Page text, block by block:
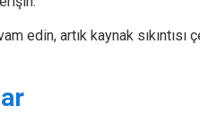
edin, artık kaynak sıkıntısı